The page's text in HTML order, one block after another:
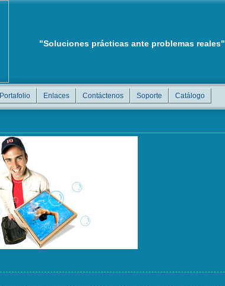
"Soluciones prácticas ante problemas reales"
Portafolio Enlaces Contáctenos Soporte Catálogo